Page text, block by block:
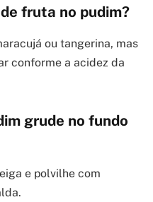
fruta no pudim?
ou tangerina, mas
conforme a acidez da
grude no fundo
e polvilhe com